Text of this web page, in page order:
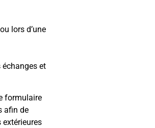
lors d’une
et
formulaire
afin de
extérieures